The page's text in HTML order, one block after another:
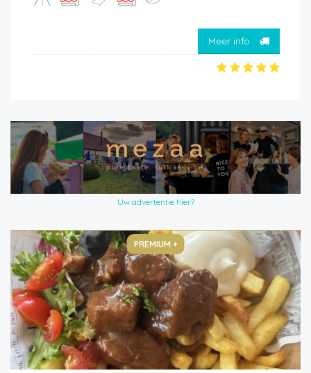
Meer info
Uw advertentie hier?
PREMIUM +